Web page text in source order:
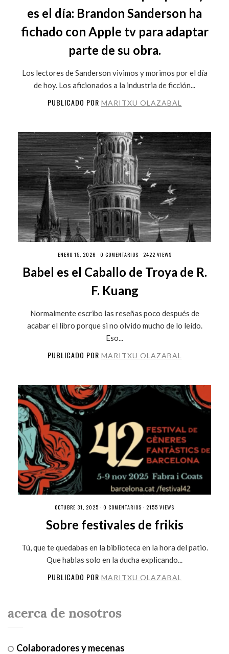
es el día: Brandon Sanderson ha
fichado con Apple tv para adaptar
parte de su obra.
Los lectores de Sanderson vivimos y morimos por el día
de hoy. Los aficionados a la industria de ficción...
PUBLICADO POR MARITXU OLAZABAL
ENERO 15, 2026 · 0 COMENTARIOS · 2422 VIEWS
Babel es el Caballo de Troya de R.
F. Kuang
Normalmente escribo las reseñas poco después de
acabar el libro porque si no olvido mucho de lo leído.
Eso...
PUBLICADO POR MARITXU OLAZABAL
OCTUBRE 31, 2025 · 0 COMENTARIOS · 2155 VIEWS
Sobre festivales de frikis
Tú, que te quedabas en la biblioteca en la hora del patio.
Que hablas solo en la ducha explicando...
PUBLICADO POR MARITXU OLAZABAL
acerca de nosotros
Colaboradores y mecenas